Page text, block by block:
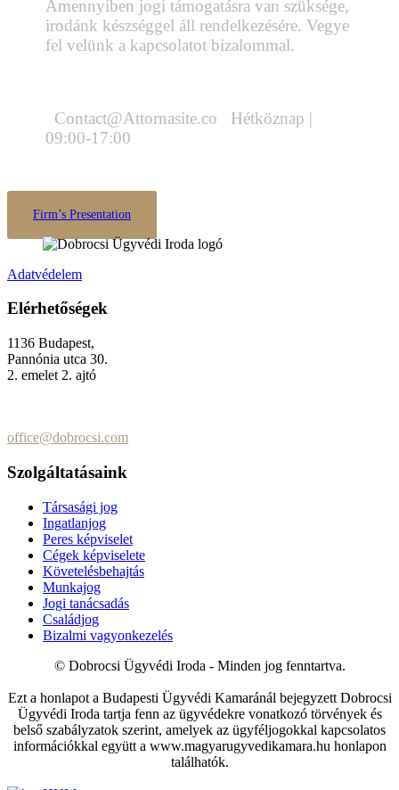
Amennyiben jogi támogatásra van szüksége,
irodánk készséggel áll rendelkezésére. Vegye
fel velünk a kapcsolatot bizalommal.
Contact@Attornasite.co
Hétköznap |
09:00-17:00
Firm’s Presentation
Adatvédelem
Elérhetőségek
1136 Budapest,
Pannónia utca 30.
2. emelet 2. ajtó
office@dobrocsi.com
Szolgáltatásaink
Társasági jog
Ingatlanjog
Peres képviselet
Cégek képviselete
Követelésbehajtás
Munkajog
Jogi tanácsadás
Családjog
Bizalmi vagyonkezelés
© Dobrocsi Ügyvédi Iroda - Minden jog fenntartva.
Ezt a honlapot a Budapesti Ügyvédi Kamaránál bejegyzett Dobrocsi
Ügyvédi Iroda tartja fenn az ügyvédekre vonatkozó törvények és
belső szabályzatok szerint, amelyek az ügyféljogokkal kapcsolatos
információkkal együtt a www.magyarugyvedikamara.hu honlapon
találhatók.